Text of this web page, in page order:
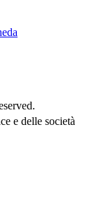
e delle società